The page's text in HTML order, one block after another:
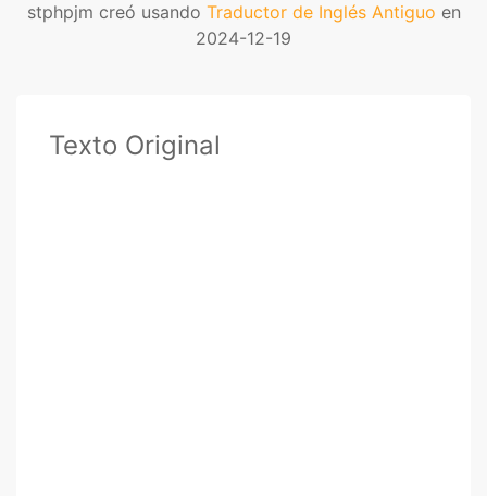
stphpjm creó usando Traductor de Inglés Antiguo en
2024-12-19
Texto Original